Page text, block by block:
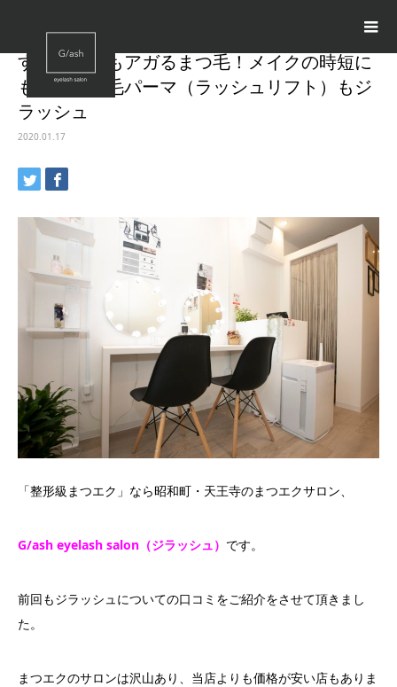
すっぴんでもアガるまつ毛！メイクの時短に
もなるまつ毛パーマ（ラッシュリフト）もジ
ラッシュ
2020.01.17
「整形級まつエク」なら昭和町・天王寺のまつエクサロン、
G/ash eyelash salon（ジラッシュ） です。
前回もジラッシュについての口コミをご紹介をさせて頂きまし
た。
まつエクのサロンは沢山あり、当店よりも価格が安い店もありま